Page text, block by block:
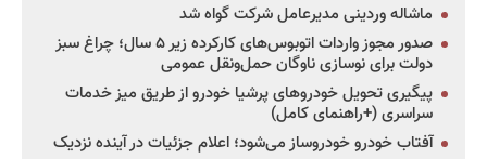
ماشاله وردینی مدیرعامل شرکت گواه شد
صدور مجوز واردات اتوبوس‌های کارکرده زیر ۵ سال؛ چراغ سبز
دولت برای نوسازی ناوگان حمل‌ونقل عمومی
پیگیری تحویل خودروهای پرشیا خودرو از طریق میز خدمات
سراسری (+راهنمای کامل)
آفتاب خودرو خودروساز می‌شود؛ اعلام جزئیات در آینده نزدیک